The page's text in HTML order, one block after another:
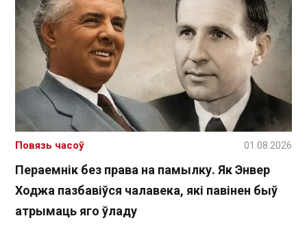
Пераемнік без права на памылку. Як Энвер
Ходжа пазбавіўся чалавека, які павінен быў
атрымаць яго ўладу
Повязь часоў 01.08.2026